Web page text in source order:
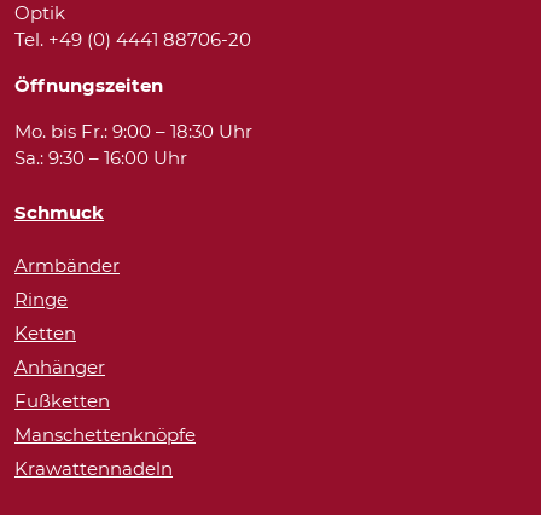
Optik
Tel. +49 (0) 4441 88706-20
Öffnungszeiten
Mo. bis Fr.: 9:00 – 18:30 Uhr
Sa.: 9:30 – 16:00 Uhr
Schmuck
Armbänder
Ringe
Ketten
Anhänger
Fußketten
Manschettenknöpfe
Krawattennadeln